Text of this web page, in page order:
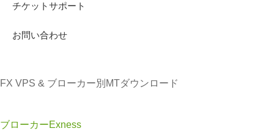
チケットサポート
お問い合わせ
FX VPS & ブローカー別MTダウンロード
ブローカーExness